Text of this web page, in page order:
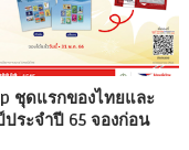
ชุดแรกของไทยและ
ระจำปี 65 จองก่อน